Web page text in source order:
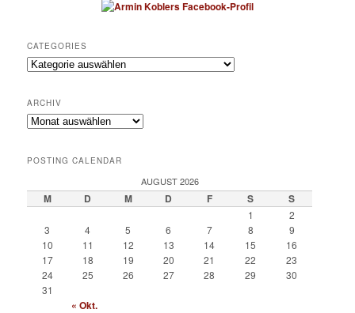
CATEGORIES
Categories
ARCHIV
Archiv
POSTING CALENDAR
AUGUST 2026
M D M D F S S
1
2
3
4 5 6 7 8
9
10
11 12 13 14 15
16
17
18 19 20 21 22
23
24
25 26 27 28 29
30
31
« Okt.